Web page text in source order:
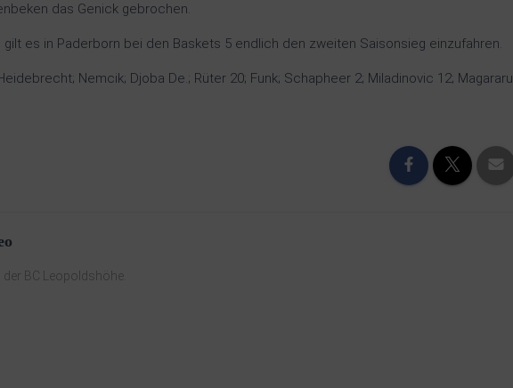
das Genick gebrochen.
es in Paderborn bei den Baskets 5 endlich den zweiten Saisonsieg einzufahren.
Nemcik; Djoba De.; Rüter 20; Funk; Schapheer 2; Miladinovic 12; Magararu
der BC Leopoldshöhe.